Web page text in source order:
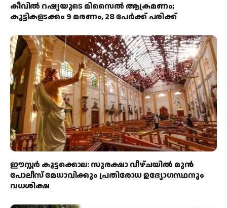
കീവിൽ റഷ്യയുടെ മിസൈൽ ആക്രമണം;
കുട്ടികളടക്കം 9 മരണം, 28 പേർക്ക് പരിക്ക്
ഈസ്റ്റർ കൂട്ടക്കൊല: സുരക്ഷാ വീഴ്ചയിൽ മുൻ
പോലീസ് മേധാവിക്കും പ്രതിരോധ ഉദ്യോഗസ്ഥനും
വധശിക്ഷ